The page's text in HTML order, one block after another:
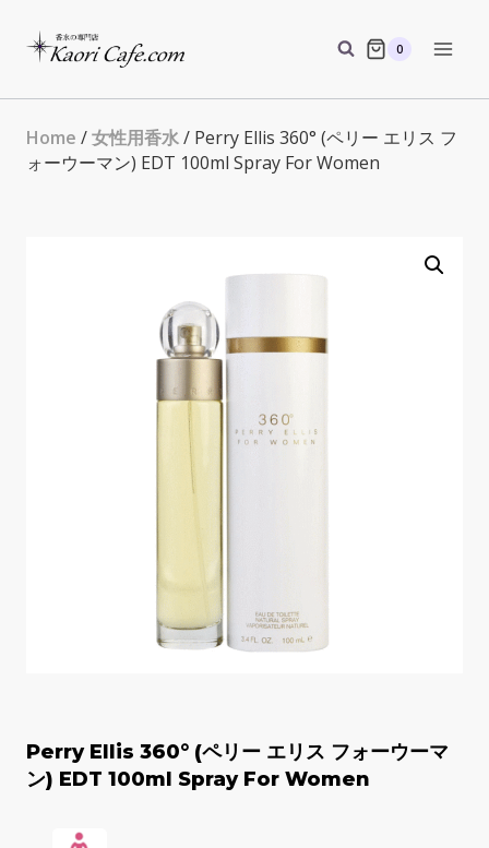
0
Home /女性用香水/ Perry Ellis 360° (ペリー エリス フ
ォーウーマン) EDT 100ml Spray For Women
Perry Ellis 360° (ペリー エリス フォーウーマ
ン) EDT 100ml Spray For Women